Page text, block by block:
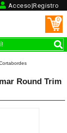
Acceso|Registro
0
Round Trim